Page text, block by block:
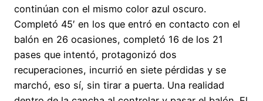
continúan con el mismo color azul oscuro.
Completó 45′ en los que entró en contacto con el
balón en 26 ocasiones, completó 16 de los 21
pases que intentó, protagonizó dos
recuperaciones, incurrió en siete pérdidas y se
marchó, eso sí, sin tirar a puerta. Una realidad